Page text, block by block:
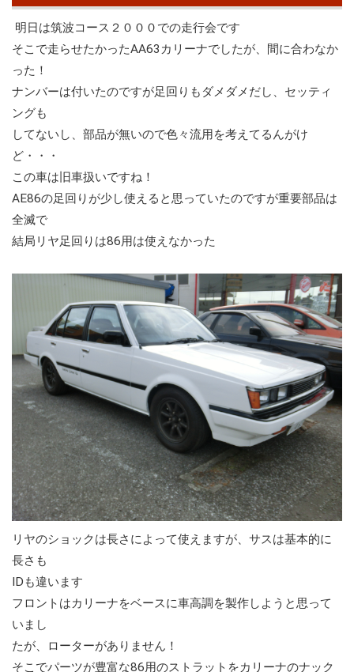
明日は筑波コース２０００での走行会です
そこで走らせたかったAA63カリーナでしたが、間に合わなか
った！
ナンバーは付いたのですが足回りもダメダメだし、セッティ
ングも
してないし、部品が無いので色々流用を考えてるんがけ
ど・・・
この車は旧車扱いですね！
AE86の足回りが少し使えると思っていたのですが重要部品は
全滅で
結局リヤ足回りは86用は使えなかった
リヤのショックは長さによって使えますが、サスは基本的に
長さも
IDも違います
フロントはカリーナをベースに車高調を製作しようと思って
いまし
たが、ローターがありません！
そこでパーツが豊富な86用のストラットをカリーナのナック